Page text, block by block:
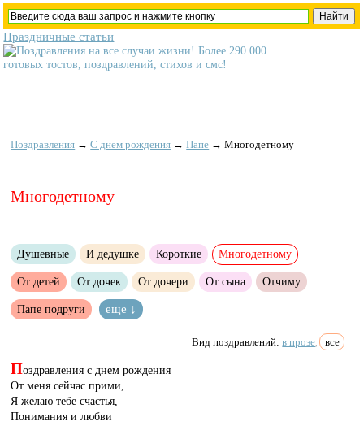
Праздничные статьи
Поздравления →С днем рождения →Папе →Многодетному
Многодетному
Душевные И дедушке Короткие Многодетному
От детей От дочек От дочери От сына Отчиму
Папе подруги еще ↓
Вид поздравлений:в прозе все
Поздравления с днем рождения
От меня сейчас прими,
Я желаю тебе счастья,
Понимания и любви